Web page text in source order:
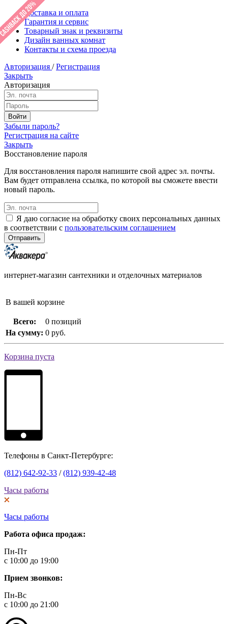
Доставка и оплата
Гарантия и сервис
Товарный знак и реквизиты
Дизайн ванных комнат
Контакты и схема проезда
Авторизация / Регистрация
Закрыть
Авторизация
Забыли пароль?
Регистрация на сайте
Закрыть
Восстановление пароля
Для восстановления пароля напишите свой адрес эл. почты.
Вам будет отправлена ссылка, по которой вы сможете ввести
новый пароль.
Я даю согласие на обработку своих персональных данных
в соответствии с пользовательским соглашением
интернет-магазин сантехники и отделочных материалов
В вашей корзине
Всего:
0 позиций
На сумму: 0 руб.
Корзина пуста
Телефоны в Санкт-Петербурге:
(812) 642-92-33 /(812) 939-42-48
Часы работы
Часы работы
Работа офиса продаж:
Пн-Пт
с 10:00 до 19:00
Прием звонков:
Пн-Вс
с 10:00 до 21:00